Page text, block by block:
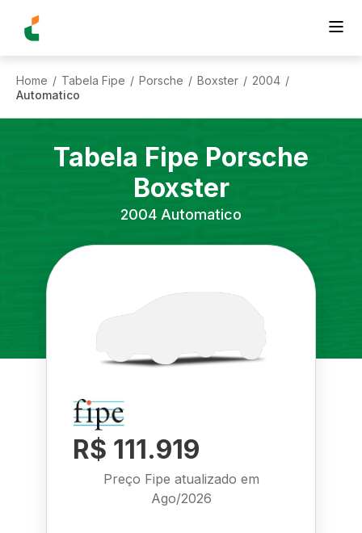
Home / Tabela Fipe / Porsche / Boxster / 2004 /
Automatico
Tabela Fipe Porsche
Boxster
2004 Automatico
R$ 111.919
Preço Fipe atualizado em
Ago/2026